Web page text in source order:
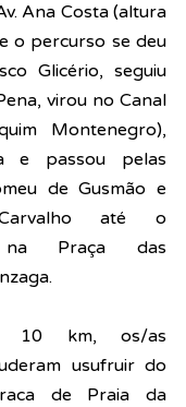
Ana Costa (altura
o percurso se deu
Glicério, seguiu
virou no Canal
Montenegro),
e passou pelas
de Gusmão e
até o
na Praça das
10 km, os/as
usufruir do
de Praia da